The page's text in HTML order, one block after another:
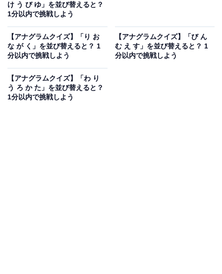
【アナグラムクイズ】「ん う け う び ゆ」を
並び替えると？ 1分以内で挑戦しよう
あわせて読みたい
う！「ば ん し ろ う」を並び替えると？
け う び ゆ」を並び替えると？
1分以内で挑戦しよう
【アナグラムクイズ】「り お
な が く」を並び替えると？ 1
分以内で挑戦しよう
【アナグラムクイズ】「び ん
む え す」を並び替えると？ 1
分以内で挑戦しよう
【アナグラムクイズ】「わ り
う ろ か た」を並び替えると？
1分以内で挑戦しよう